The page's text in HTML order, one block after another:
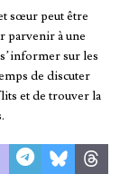
sœur peut être
parvenir à une
sur les
de discuter
et de trouver la